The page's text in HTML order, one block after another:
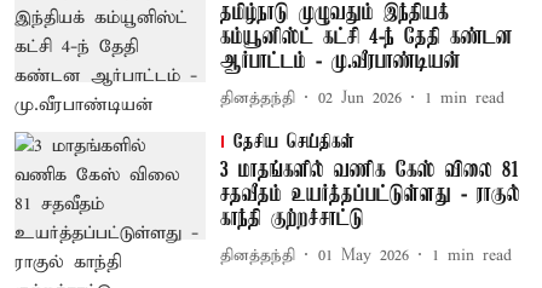
தமிழ்நாடு முழுவதும் இந்தியக்
கம்யூனிஸ்ட் கட்சி 4-ந் தேதி கண்டன
ஆர்பாட்டம் - மு.வீரபாண்டியன்
தினத்தந்தி 02 Jun 2026 1 min read
தேசிய செய்திகள்
3 மாதங்களில் வணிக கேஸ் விலை 81
சதவீதம் உயர்த்தப்பட்டுள்ளது - ராகுல்
காந்தி குற்றச்சாட்டு
தினத்தந்தி 01 May 2026 1 min read